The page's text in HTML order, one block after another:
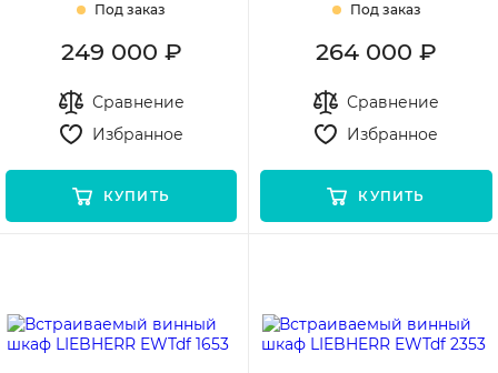
Под заказ
249 000 ₽
Сравнение
Избранное
КУПИТЬ
Под заказ
264 000 ₽
Сравнение
Избранное
КУПИТЬ